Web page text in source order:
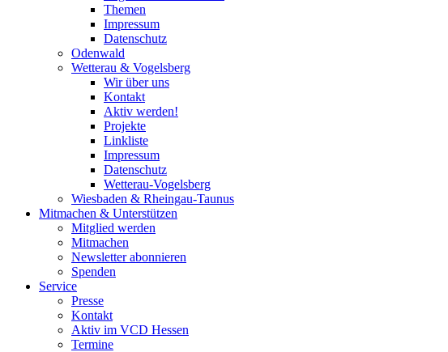
Themen
Impressum
Datenschutz
Odenwald
Wetterau & Vogelsberg
Wir über uns
Kontakt
Aktiv werden!
Projekte
Linkliste
Impressum
Datenschutz
Wetterau-Vogelsberg
Wiesbaden & Rheingau-Taunus
Mitmachen & Unterstützen
Mitglied werden
Mitmachen
Newsletter abonnieren
Spenden
Service
Presse
Kontakt
Aktiv im VCD Hessen
Termine